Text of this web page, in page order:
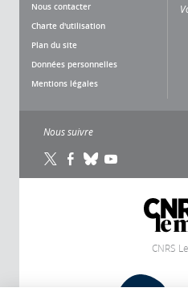
Nous contacter
Charte d'utilisation
Plan du site
Données personnelles
Mentions légales
Nous suivre
CNRS